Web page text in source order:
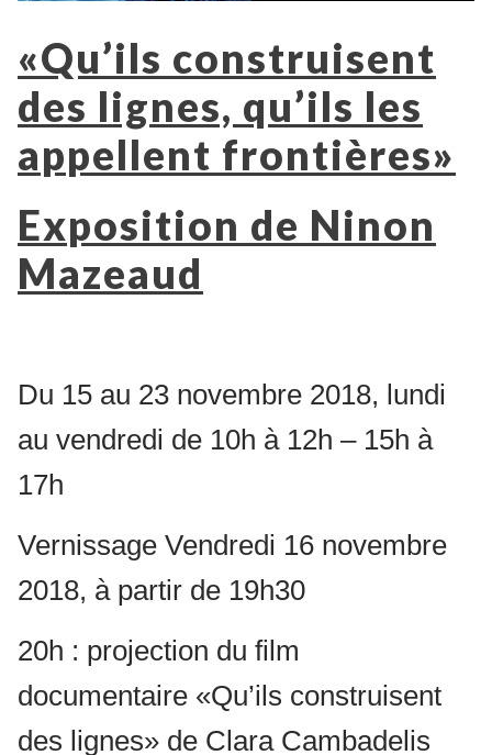
«Qu’ils construisent
des lignes, qu’ils les
appellent frontières»
Exposition de Ninon
Mazeaud
Du 15 au 23 novembre 2018, lundi
au vendredi de 10h à 12h – 15h à
17h
Vernissage Vendredi 16 novembre
2018, à partir de 19h30
20h : projection du film
documentaire «Qu’ils construisent
des lignes» de Clara Cambadelis